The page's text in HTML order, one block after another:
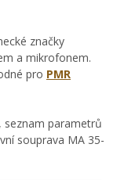
značky
a mikrofonem.
pro PMR
seznam parametrů
souprava MA 35-